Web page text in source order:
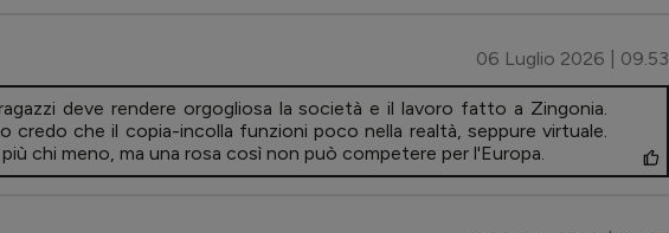
06 Luglio 2026 | 09.53
deve rendere orgogliosa la società e il lavoro fatto a Zingonia.
credo che il copia-incolla funzioni poco nella realtà, seppure virtuale.
più chi meno, ma una rosa così non può competere per l'Europa.